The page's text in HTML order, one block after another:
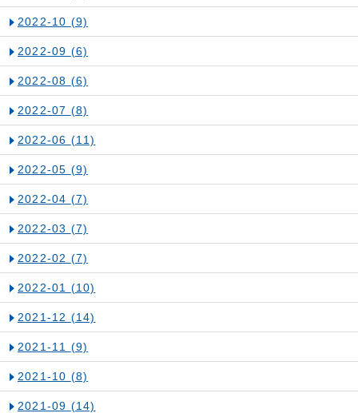
2022-10 (9)
2022-09 (6)
2022-08 (6)
2022-07 (8)
2022-06 (11)
2022-05 (9)
2022-04 (7)
2022-03 (7)
2022-02 (7)
2022-01 (10)
2021-12 (14)
2021-11 (9)
2021-10 (8)
2021-09 (14)